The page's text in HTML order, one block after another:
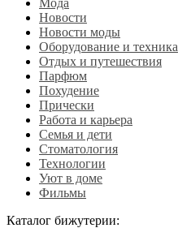
Новости
Новости моды
Оборудование и техника
Отдых и путешествия
Парфюм
Похудение
Прически
Работа и карьера
Семья и дети
Стоматология
Технологии
Уют в доме
Фильмы
Каталог бижутерии: